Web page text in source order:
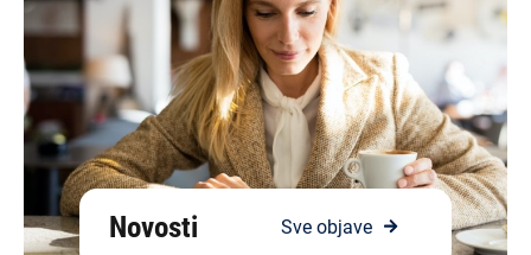
Novosti Sve objave